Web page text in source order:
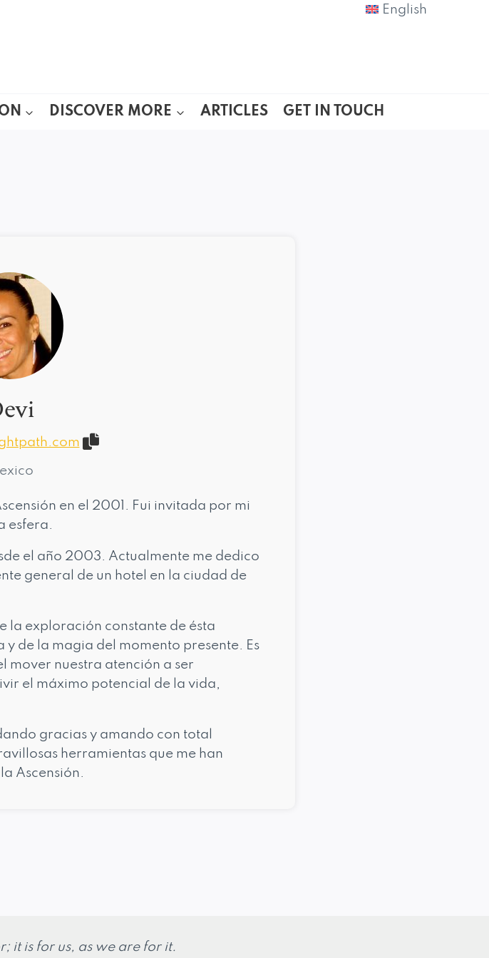
English
DISCOVER MORE ARTICLES GET IN TOUCH
en el 2001. Fui invitada por mi
esfera.
el año 2003. Actualmente me dedico
general de un hotel en la ciudad de
la exploración constante de ésta
de la magia del momento presente. Es
mover nuestra atención a ser
el máximo potencial de la vida,
gracias y amando con total
herramientas que me han
Ascensión.
it is for us, as we are for it.